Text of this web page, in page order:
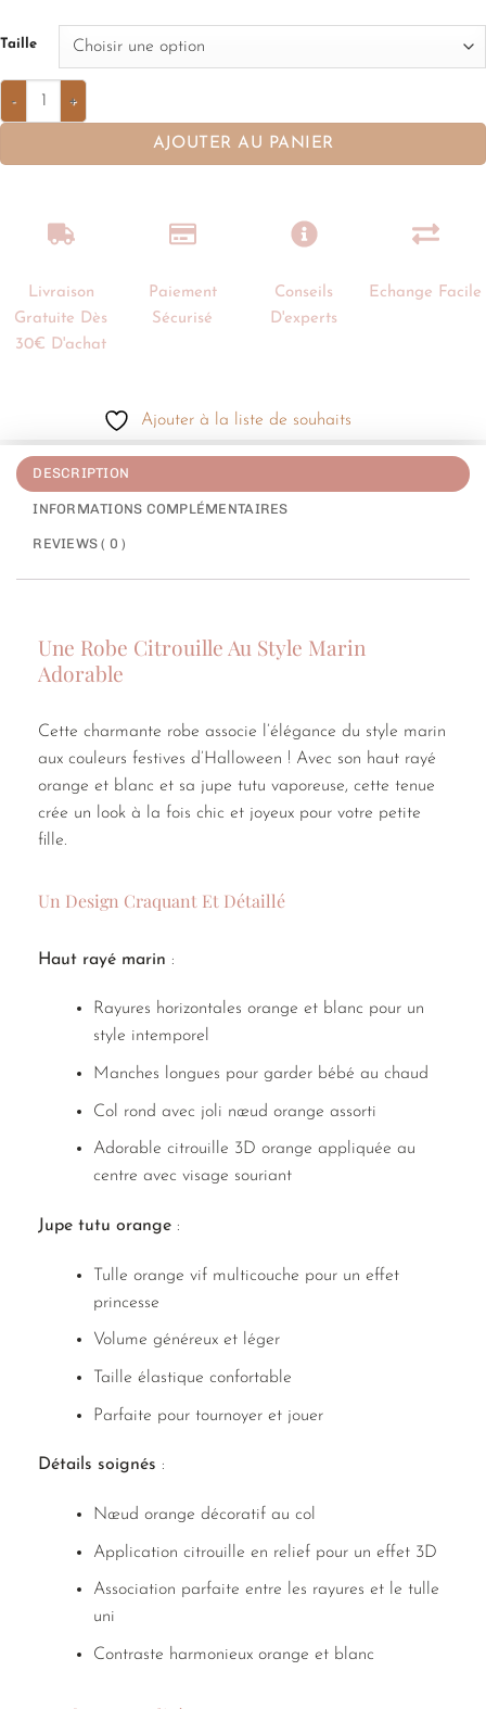
Taille
AJOUTER AU PANIER
Livraison
Gratuite Dès
30€ D'achat
Paiement
Sécurisé
Conseils
D'experts
Echange Facile
Ajouter à la liste de souhaits
DESCRIPTION
INFORMATIONS COMPLÉMENTAIRES
REVIEWS ( 0 )
Une Robe Citrouille Au Style Marin
Adorable
Cette charmante robe associe l’élégance du style marin
aux couleurs festives d’Halloween ! Avec son haut rayé
orange et blanc et sa jupe tutu vaporeuse, cette tenue
crée un look à la fois chic et joyeux pour votre petite
fille.
Un Design Craquant Et Détaillé
Haut rayé marin :
Rayures horizontales orange et blanc pour un
style intemporel
Manches longues pour garder bébé au chaud
Col rond avec joli nœud orange assorti
Adorable citrouille 3D orange appliquée au
centre avec visage souriant
Jupe tutu orange :
Tulle orange vif multicouche pour un effet
princesse
Volume généreux et léger
Taille élastique confortable
Parfaite pour tournoyer et jouer
Détails soignés :
Nœud orange décoratif au col
Application citrouille en relief pour un effet 3D
Association parfaite entre les rayures et le tulle
uni
Contraste harmonieux orange et blanc